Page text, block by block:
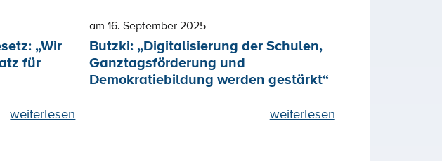
„Wir
für
weiterlesen
am 16. September 2025
Butzki: „Digitalisierung der Schulen,
Ganztagsförderung und
Demokratiebildung werden gestärkt“
weiterlesen